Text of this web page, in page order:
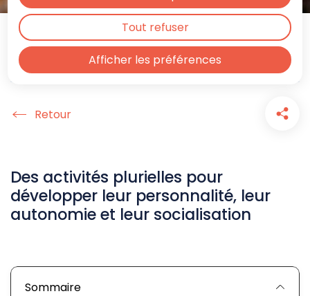
Afficher les préférences
Tout refuser
De 3 à 10 ans
Accueil
Des activités plurielles pour
développer leur personnalité, leur
autonomie et leur socialisation
Sommaire